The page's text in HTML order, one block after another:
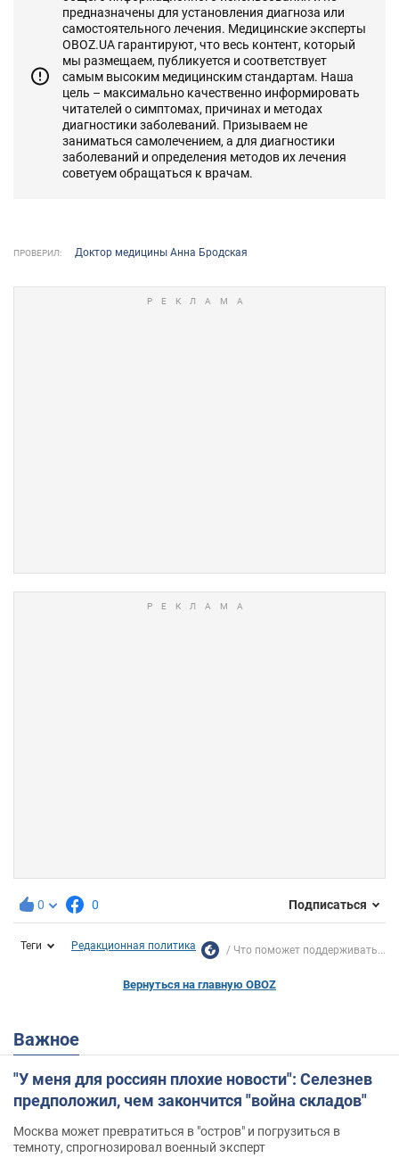
предназначены для установления диагноза или
самостоятельного лечения. Медицинские эксперты
OBOZ.UA гарантируют, что весь контент, который
мы размещаем, публикуется и соответствует
самым высоким медицинским стандартам. Наша
цель – максимально качественно информировать
читателей о симптомах, причинах и методах
диагностики заболеваний. Призываем не
заниматься самолечением, а для диагностики
заболеваний и определения методов их лечения
советуем обращаться к врачам.
ПРОВЕРИЛ: Доктор медицины Анна Бродская
0 0 Подписаться
Теги Редакционная политика Что поможет поддерживать...
Вернуться на главную OBOZ
Важное
"У меня для россиян плохие новости": Селезнев
предположил, чем закончится "война складов"
Москва может превратиться в "остров" и погрузиться в
темноту, спрогнозировал военный эксперт